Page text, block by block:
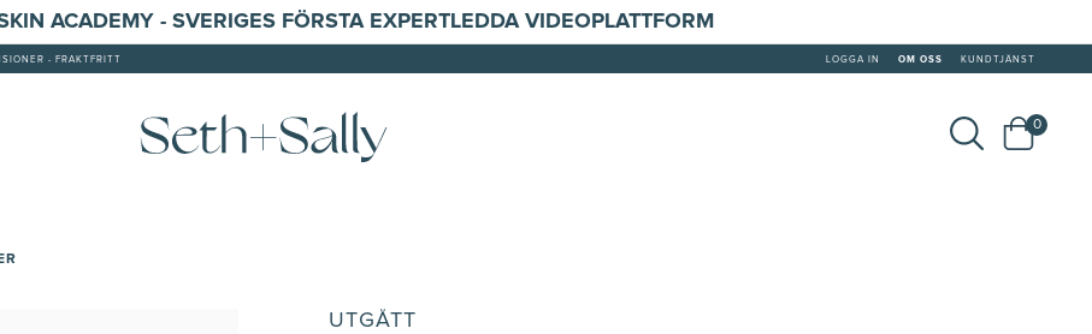
ACADEMY - SVERIGES FÖRSTA EXPERTLEDDA VIDEOPLATTFORM
- FRAKTFRITT LOGGA IN OM OSS KUNDTJÄNST
0
UTGÅTT